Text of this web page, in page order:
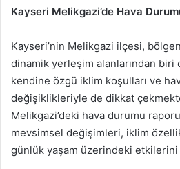
Kayseri Melikgazi’de Hava
Kayseri’nin Melikgazi ilçesi,
dinamik yerleşim alanlarından biri
kendine özgü iklim koşulları ve
değişiklikleriyle de dikkat
Melikgazi’deki hava durumu
mevsimsel değişimleri, iklim
günlük yaşam üzerindeki